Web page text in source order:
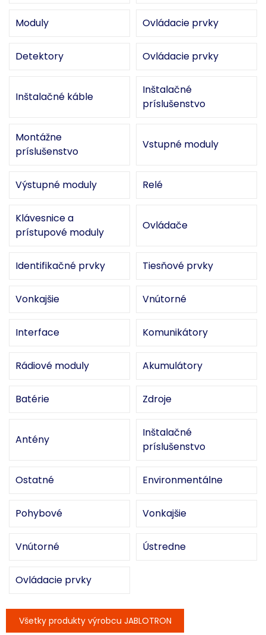
Moduly Ovládacie prvky
Detektory Ovládacie prvky
Inštalačné káble
Inštalačné
príslušenstvo
Montážne
príslušenstvo
Vstupné moduly
Výstupné moduly Relé
Klávesnice a
prístupové moduly
Ovládače
Identifikačné prvky Tiesňové prvky
Vonkajšie Vnútorné
Interface Komunikátory
Rádiové moduly Akumulátory
Batérie Zdroje
Antény
Inštalačné
príslušenstvo
Ostatné Environmentálne
Pohybové Vonkajšie
Vnútorné Ústredne
Ovládacie prvky
Všetky produkty výrobcu JABLOTRON